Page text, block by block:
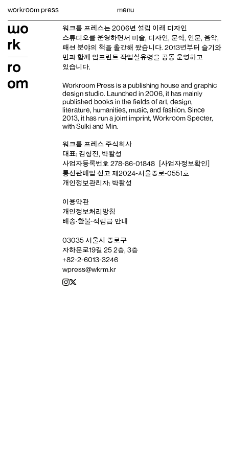
workroom press menu
워크룸 프레스는 2006년 설립 이래 디자인
스튜디오를 운영하면서 미술, 디자인, 문학, 인문, 음악,
패션 분야의 책을 출간해 왔습니다. 2013년부터 슬기와
민과 함께 임프린트 작업실유령을 공동 운영하고
있습니다.
Workroom Press is a publishing house and graphic
design studio. Launched in 2006, it has mainly
published books in the fields of art, design,
literature, humanities, music, and fashion. Since
2013, it has run a joint imprint, Workroom Specter,
with Sulki and Min.
워크룸 프레스 주식회사
대표: 김형진, 박활성
사업자등록번호 278-86-01848
[사업자정보확인]
통신판매업 신고 제2024-서울종로-0551호
개인정보관리자: 박활성
이용약관
개인정보처리방침
배송‧환불‧적립금 안내
03035 서울시 종로구
자하문로19길 25 2층, 3층
+82-2-6013-3246
wpress@wkrm.kr